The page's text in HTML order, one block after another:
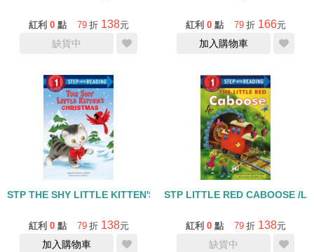
紅利 0 點 79 折 138元
缺貨中
紅利 0 點 79 折 166元
加入購物車
STP THE SHY LITTLE KITTEN'S CHRISTMAS /L1
紅利 0 點 79 折 138元
加入購物車
STP LITTLE RED CABOOSE /L1
紅利 0 點 79 折 138元
缺貨中